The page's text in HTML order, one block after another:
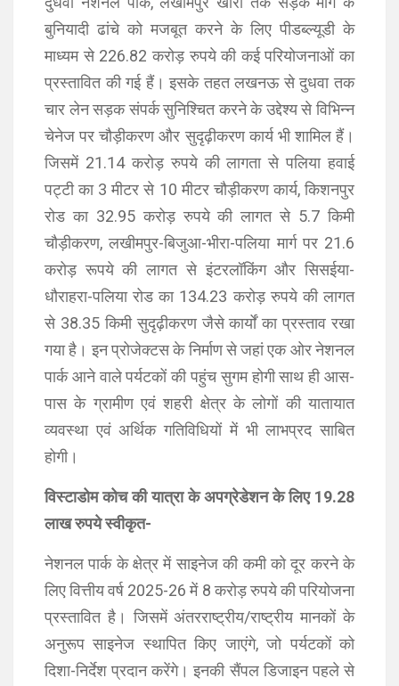
बुनियादी ढांचे को मजबूत करने के लिए पीडब्ल्यूडी के
माध्यम से 226.82 करोड़ रुपये की कई परियोजनाओं का
प्रस्तावित की गई हैं। इसके तहत लखनऊ से दुधवा तक
चार लेन सड़क संपर्क सुनिश्चित करने के उद्देश्य से विभिन्न
चेनेज पर चौड़ीकरण और सुदृढ़ीकरण कार्य भी शामिल हैं।
जिसमें 21.14 करोड़ रुपये की लागता से पलिया हवाई
पट्टी का 3 मीटर से 10 मीटर चौड़ीकरण कार्य, किशनपुर
रोड का 32.95 करोड़ रुपये की लागत से 5.7 किमी
चौड़ीकरण, लखीमपुर-बिजुआ-भीरा-पलिया मार्ग पर 21.6
करोड़ रूपये की लागत से इंटरलॉकिंग और सिसईया-
धौराहरा-पलिया रोड का 134.23 करोड़ रुपये की लागत
से 38.35 किमी सुदृढ़ीकरण जैसे कार्यों का प्रस्ताव रखा
गया है। इन प्रोजेक्टस के निर्माण से जहां एक ओर नेशनल
पार्क आने वाले पर्यटकों की पहुंच सुगम होगी साथ ही आस-
पास के ग्रामीण एवं शहरी क्षेत्र के लोगों की यातायात
व्यवस्था एवं अर्थिक गतिविधियों में भी लाभप्रद साबित
होगी।
विस्टाडोम कोच की यात्रा के अपग्रेडेशन के लिए 19.28
लाख रुपये स्वीकृत-
नेशनल पार्क के क्षेत्र में साइनेज की कमी को दूर करने के
लिए वित्तीय वर्ष 2025-26 में 8 करोड़ रुपये की परियोजना
प्रस्तावित है। जिसमें अंतरराष्ट्रीय/राष्ट्रीय मानकों के
अनुरूप साइनेज स्थापित किए जाएंगे, जो पर्यटकों को
दिशा-निर्देश प्रदान करेंगे। इनकी सैंपल डिजाइन पहले से